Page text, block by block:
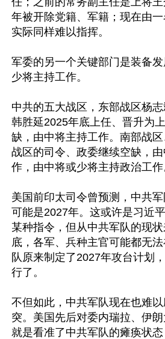
年被开除党籍、军籍；现在由一
实际同样难以指挥。
军委的另一个关键部门是装备
少将主持工作。
中共的五大战区，东部战区杨
韩胜延2025年底上任、晋升为
缺，由中将主持工作。南部战
战区的司令、政委继续空缺，
作，由中将或少将主持政治工作
美国前印太司令曾预测，中共
可能是2027年。这或许是习近
某种指令，但从中共军队的现
底，各军、兵种主官可能都无
队原来制定了2027年攻台计划
行了。
不但如此，中共军队现在也难
突。美国先后对委内瑞拉、伊
就是看准了中共军队的瘫痪状